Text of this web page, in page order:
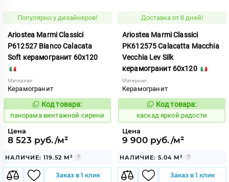
Популярно у дизайнеров!
Ariostea Marmi Classici
P612527 Bianco Calacata
Soft керамогранит 60x120
Материал:
Керамогранит
533214
Код товара:
панорама винтажной сирени
Цена
8 523 руб./м²
НАЛИЧИЕ: 119.52 М²
Заказ в 1 клик
Доставка от 8 дней!
Ariostea Marmi Classici
PK612575 Calacatta Macchia
Vecchia Lev Silk
керамогранит 60x120
Материал:
Керамогранит
632077
Код товара:
каскад яркой радости
Цена
9 900 руб./м²
НАЛИЧИЕ: 5.04 М²
Заказ в 1 клик